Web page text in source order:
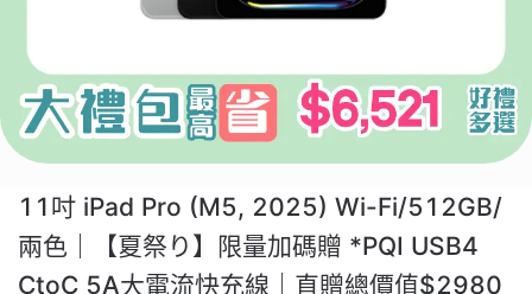
11吋 iPad Pro (M5, 2025) Wi-Fi/512GB/
兩色｜【夏祭り】限量加碼贈 *PQI USB4
CtoC 5A大電流快充線｜直贈總價值$2980